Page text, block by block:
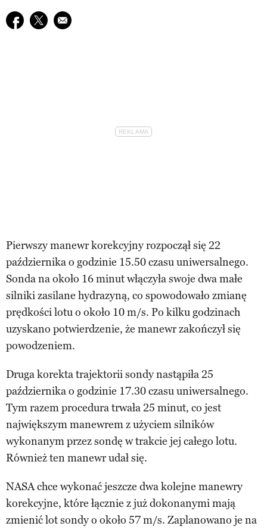
Udostępnij na facebook
Udostępnij na twitter
E-mail do przyjaciela
Pierwszy manewr korekcyjny rozpoczął się 22
października o godzinie 15.50 czasu uniwersalnego.
Sonda na około 16 minut włączyła swoje dwa małe
silniki zasilane hydrazyną, co spowodowało zmianę
prędkości lotu o około 10 m/s. Po kilku godzinach
uzyskano potwierdzenie, że manewr zakończył się
powodzeniem.
Druga korekta trajektorii sondy nastąpiła 25
października o godzinie 17.30 czasu uniwersalnego.
Tym razem procedura trwała 25 minut, co jest
największym manewrem z użyciem silników
wykonanym przez sondę w trakcie jej całego lotu.
Również ten manewr udał się.
NASA chce wykonać jeszcze dwa kolejne manewry
korekcyjne, które łącznie z już dokonanymi mają
zmienić lot sondy o około 57 m/s. Zaplanowano je na